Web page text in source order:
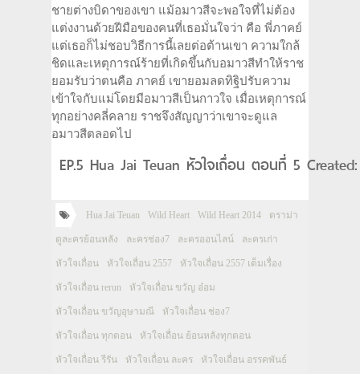
ชายต่างบิดาของเขา แม้อมาวสีจะพอใจที่ไม่ต้อง
แต่งงานด้วยฝีมือของคนที่เธอมั่นใจว่า คือ พี่ภาคย์
แต่เธอก็ไม่ชอบวิธีการนี้เลยต่อต้านเขา ความใกล้
ชิดและเหตุการณ์ร้ายที่เกิดขึ้นกับอมาวสีทำให้ราช
ยอมรับว่าตนคือ ภาคย์ เขายอมลดทิฐิปรับความ
เข้าใจกับแม่โดยมีอมาวสีเป็นกาวใจ เมื่อเหตุการณ์
ทุกอย่างคลี่คลาย ราชจึงสัญญาว่าเขาจะดูแล
อมาวสีตลอดไป
EP.5 Hua Jai Teuan หัวใจเถื่อน ตอนที่ 5
Hua Jai Teuan Wild Heart Wild Heart 2014 ดราม่า
ดูละครย้อนหลัง ละครช่อง7 ละครออนไลน์ ละครเก่า
หัวใจเถื่อน หัวใจเถื่อน 2557 หัวใจเถื่อน 2557 เต็มเรื่อง
หัวใจเถื่อน rerun หัวใจเถื่อน ขวัญ อ๋อม
หัวใจเถื่อน ขวัญอุษามณี หัวใจเถื่อน ช่อง7
หัวใจเถื่อน ทุกตอน หัวใจเถื่อน ย้อนหลังทุกตอน
หัวใจเถื่อน รีรัน หัวใจเถื่อน ละคร หัวใจเถื่อน อรรคพันธ์